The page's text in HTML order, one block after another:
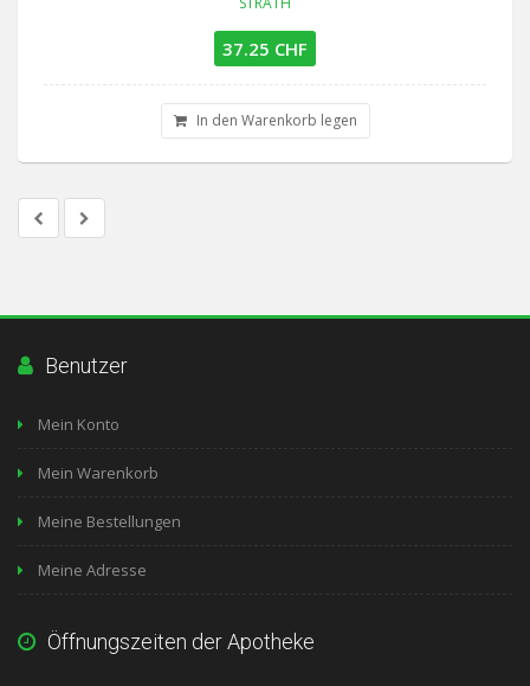
37.25 CHF
In den Warenkorb legen
Benutzer
Mein Konto
Mein Warenkorb
Meine Bestellungen
Meine Adresse
Öffnungszeiten der Apotheke